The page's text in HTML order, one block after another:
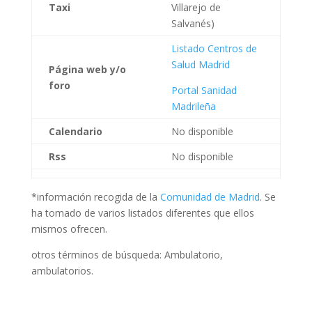
Taxi
Villarejo de
Salvanés)
Página weby/o
foro
Listado Centros de
Salud Madrid
Portal Sanidad
Madrileña
Calendario
No disponible
Rss
No disponible
*información recogida de la Comunidad de Madrid. Se
ha tomado de varios listados diferentes que ellos
mismos ofrecen.
otros términos de búsqueda: Ambulatorio,
ambulatorios.